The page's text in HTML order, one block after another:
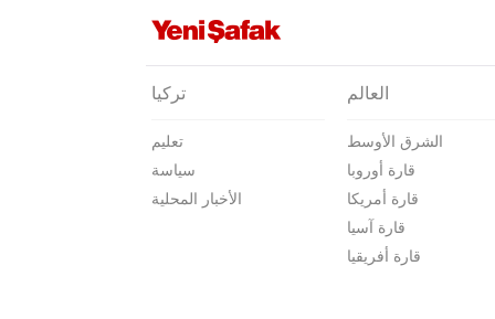
بايبورت
بيلاجيك
بينغول
بيتليس
تركيا
تعليم
سياسة
الأخبار المحلية
العالم
الشرق الأوسط
قارة أوروبا
قارة أمريكا
قارة آسيا
قارة أفريقيا